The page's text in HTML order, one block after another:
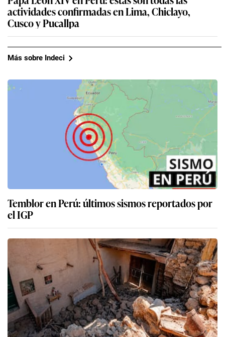
actividades confirmadas en Lima, Chiclayo,
Cusco y Pucallpa
Más sobre Indeci
Temblor en Perú: últimos sismos reportados por
el IGP